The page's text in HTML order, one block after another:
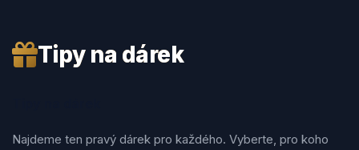
Tipy na dárek
Najdeme ten pravý dárek pro každého. Vyberte, pro koho